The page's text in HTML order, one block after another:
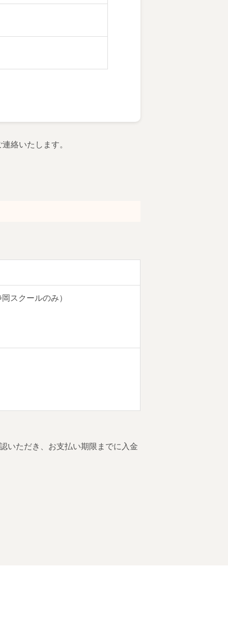
絡いたします。
スクールのみ）
いただき、お支払い期限までに入金